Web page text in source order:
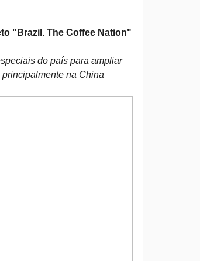
"Brazil. The Coffee Nation"
do país para ampliar
na China